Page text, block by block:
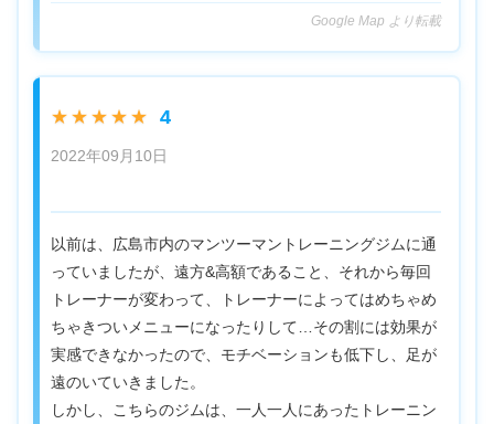
Google Map より転載
★★★★★ 4
2022年09月10日
以前は、広島市内のマンツーマントレーニングジムに通
っていましたが、遠方&高額であること、それから毎回
トレーナーが変わって、トレーナーによってはめちゃめ
ちゃきついメニューになったりして…その割には効果が
実感できなかったので、モチベーションも低下し、足が
遠のいていきました。
しかし、こちらのジムは、一人一人にあったトレーニン